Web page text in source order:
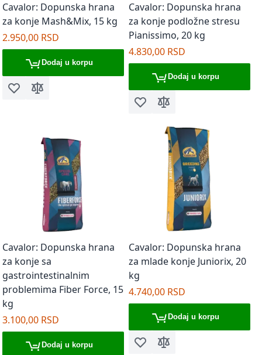
Cavalor: Dopunska hrana
za konje Mash&Mix, 15 kg
2.950,00 RSD
Dodaj u korpu
Dodaj u listu želja
Dodaj za poređenje
Cavalor: Dopunska hrana
za konje podložne stresu
Pianissimo, 20 kg
4.830,00 RSD
Dodaj u korpu
Dodaj u listu želja
Dodaj za poređenje
Cavalor: Dopunska hrana
za konje sa
gastrointestinalnim
problemima Fiber Force, 15
kg
3.100,00 RSD
Dodaj u korpu
Cavalor: Dopunska hrana
za mlade konje Juniorix, 20
kg
4.740,00 RSD
Dodaj u korpu
Dodaj u listu želja
Dodaj za poređenje